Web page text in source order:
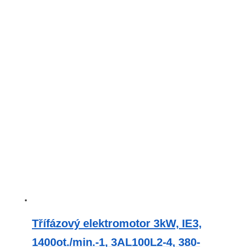
Třífázový elektromotor 3kW, IE3,
1400ot./min.-1, 3AL100L2-4, 380-